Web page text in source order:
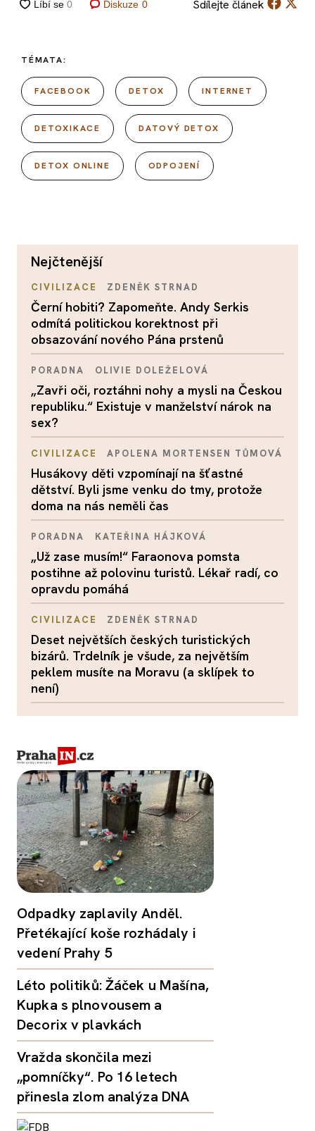
Diskuze 0 Sdílejte článek
TÉMATA:
FACEBOOK DETOX INTERNET
DETOXIKACE DATOVÝ DETOX
DETOX ONLINE ODPOJENÍ
nejčtenější
CIVILIZACE ZDENĚK STRNAD
Černí hobiti? Zapomeňte. Andy Serkis
odmítá politickou korektnost při
obsazování nového Pána prstenů
PORADNA OLIVIE DOLEŽELOVÁ
„Zavři oči, roztáhni nohy a mysli na Českou
republiku.“ Existuje v manželství nárok na
sex?
CIVILIZACE APOLENA MORTENSEN TŮMOVÁ
Husákovy děti vzpomínají na šťastné
dětství. Byli jsme venku do tmy, protože
doma na nás neměli čas
PORADNA KATEŘINA HÁJKOVÁ
„Už zase musím!“ Faraonova pomsta
postihne až polovinu turistů. Lékař radí, co
opravdu pomáhá
CIVILIZACE ZDENĚK STRNAD
Deset největších českých turistických
bizárů. Trdelník je všude, za největším
peklem musíte na Moravu (a sklípek to
není)
Odpadky zaplavily Anděl.
Přetékající koše rozhádaly i
vedení Prahy 5
Léto politiků: Žáček u Mašína,
Kupka s plnovousem a
Decorix v plavkách
Vražda skončila mezi
„pomníčky“. Po 16 letech
přinesla zlom analýza DNA